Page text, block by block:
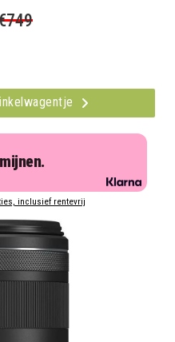
inclusief rentevrij